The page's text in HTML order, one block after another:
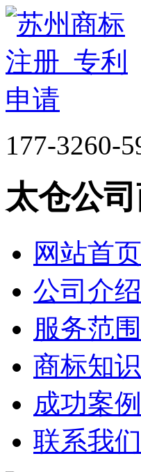
177-3260-
太仓公
网站首页
公司介绍
服务范围
商标知识
成功案例
联系我们